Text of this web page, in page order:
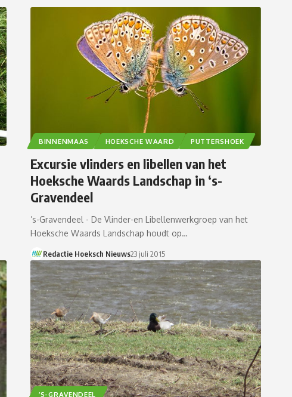
BINNENMAAS HOEKSCHE WAARD PUTTERSHOEK
Excursie vlinders en libellen van het
Hoeksche Waards Landschap in ‘s-
Gravendeel
’s-Gravendeel - De Vlinder-en Libellenwerkgroep van het
Hoeksche Waards Landschap houdt op…
Redactie Hoeksch Nieuws23 juli 2015
’S-GRAVENDEEL